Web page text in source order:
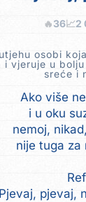
🔥36📈2
osobi
i vjeruje u
sreće i
Ako više
i u oku
nemoj,
nije tuga za
Pjevaj, pjevaj,